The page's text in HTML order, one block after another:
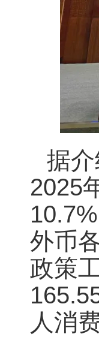
据
2025
外币
政策
人消